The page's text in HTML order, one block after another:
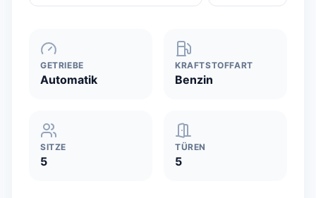
GETRIEBE
Automatik
KRAFTSTOFFART
Benzin
SITZE
5
TÜREN
5